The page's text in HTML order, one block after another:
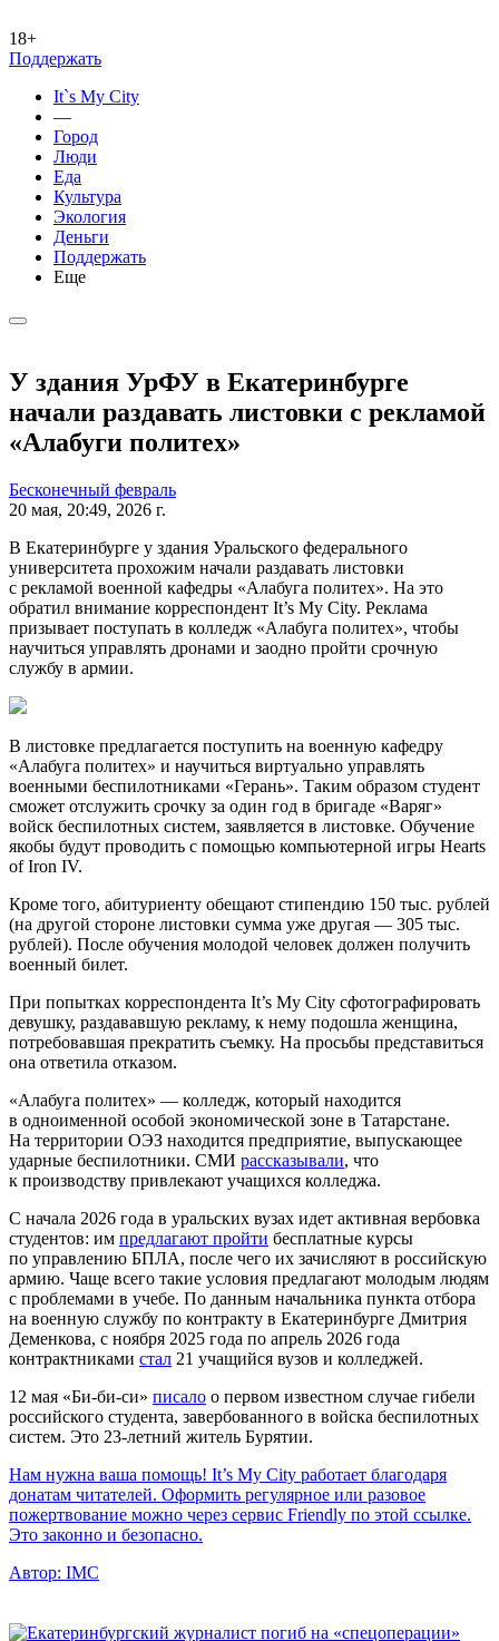
18+
Поддержать
It`s My City
—
Город
Люди
Еда
Культура
Экология
Деньги
Поддержать
Еще
У здания УрФУ в Екатеринбурге
начали раздавать листовки с рекламой
«Алабуги политех»
Бесконечный февраль
20 мая, 20:49, 2026 г.
В Екатеринбурге у здания Уральского федерального
университета прохожим начали раздавать листовки
с рекламой военной кафедры «Алабуга политех». На это
обратил внимание корреспондент It’s My City. Реклама
призывает поступать в колледж «Алабуга политех», чтобы
научиться управлять дронами и заодно пройти срочную
службу в армии.
В листовке предлагается поступить на военную кафедру
«Алабуга политех» и научиться виртуально управлять
военными беспилотниками «Герань». Таким образом студент
сможет отслужить срочку за один год в бригаде «Варяг»
войск беспилотных систем, заявляется в листовке. Обучение
якобы будут проводить с помощью компьютерной игры Hearts
of Iron IV.
Кроме того, абитуриенту обещают стипендию 150 тыс. рублей
(на другой стороне листовки сумма уже другая — 305 тыс.
рублей). После обучения молодой человек должен получить
военный билет.
При попытках корреспондента It’s My City сфотографировать
девушку, раздававшую рекламу, к нему подошла женщина,
потребовавшая прекратить съемку. На просьбы представиться
она ответила отказом.
«Алабуга политех» — колледж, который находится
в одноименной особой экономической зоне в Татарстане.
На территории ОЭЗ находится предприятие, выпускающее
ударные беспилотники. СМИ рассказывали, что
к производству привлекают учащихся колледжа.
С начала 2026 года в уральских вузах идет активная вербовка
студентов: им предлагают пройти бесплатные курсы
по управлению БПЛА, после чего их зачисляют в российскую
армию. Чаще всего такие условия предлагают молодым людям
с проблемами в учебе. По данным начальника пункта отбора
на военную службу по контракту в Екатеринбурге Дмитрия
Деменкова, с ноября 2025 года по апрель 2026 года
контрактниками стал 21 учащийся вузов и колледжей.
12 мая «Би-би-си» писало о первом известном случае гибели
российского студента, завербованного в войска беспилотных
систем. Это 23-летний житель Бурятии.
Нам нужна ваша помощь! It’s My City работает благодаря
донатам читателей. Оформить регулярное или разовое
пожертвование можно через сервис Friendly по этой ссылке.
Это законно и безопасно.
Автор: IMC